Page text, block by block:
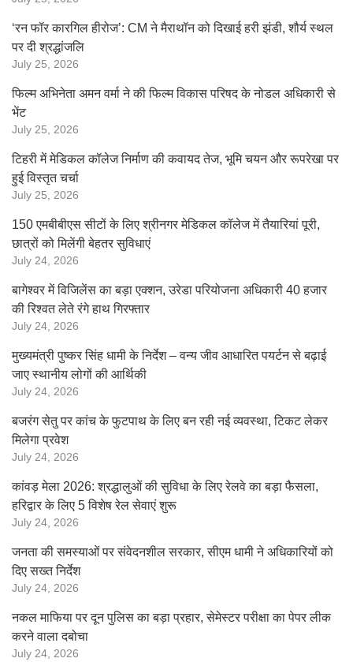
‘रन फॉर कारगिल हीरोज’: CM ने मैराथॉन को दिखाई हरी झंडी, शौर्य स्थल
पर दी श्रद्धांजलि
July 25, 2026
फिल्म अभिनेता अमन वर्मा ने की फिल्म विकास परिषद के नोडल अधिकारी से
भेंट
July 25, 2026
टिहरी में मेडिकल कॉलेज निर्माण की कवायद तेज, भूमि चयन और रूपरेखा पर
हुई विस्तृत चर्चा
July 25, 2026
150 एमबीबीएस सीटों के लिए श्रीनगर मेडिकल कॉलेज में तैयारियां पूरी,
छात्रों को मिलेंगी बेहतर सुविधाएं
July 24, 2026
बागेश्वर में विजिलेंस का बड़ा एक्शन, उरेडा परियोजना अधिकारी 40 हजार
की रिश्वत लेते रंगे हाथ गिरफ्तार
July 24, 2026
मुख्यमंत्री पुष्कर सिंह धामी के निर्देश – वन्य जीव आधारित पयर्टन से बढ़ाई
जाए स्थानीय लोगों की आर्थिकी
July 24, 2026
बजरंग सेतु पर कांच के फुटपाथ के लिए बन रही नई व्यवस्था, टिकट लेकर
मिलेगा प्रवेश
July 24, 2026
कांवड़ मेला 2026: श्रद्धालुओं की सुविधा के लिए रेलवे का बड़ा फैसला,
हरिद्वार के लिए 5 विशेष रेल सेवाएं शुरू
July 24, 2026
जनता की समस्याओं पर संवेदनशील सरकार, सीएम धामी ने अधिकारियों को
दिए सख्त निर्देश
July 24, 2026
नकल माफिया पर दून पुलिस का बड़ा प्रहार, सेमेस्टर परीक्षा का पेपर लीक
करने वाला दबोचा
July 24, 2026